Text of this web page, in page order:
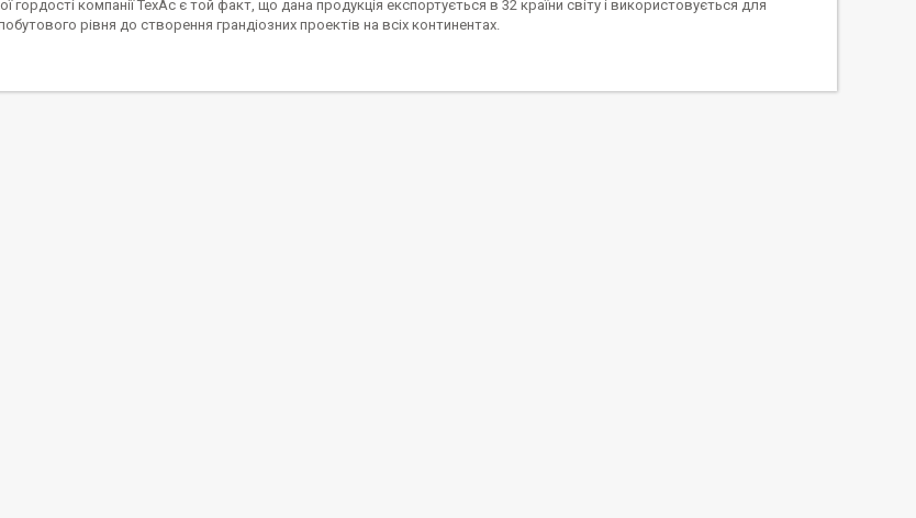
компанії ТехАс є той факт, що дана продукція експортується в 32 країни світу і використовується для
рівня до створення грандіозних проектів на всіх континентах.